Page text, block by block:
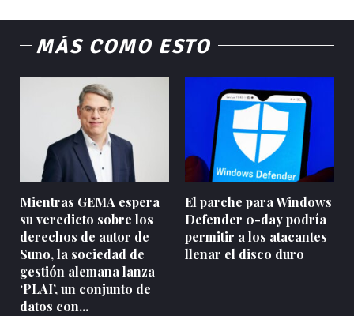
MÁS COMO ESTO
Mientras GEMA espera
su veredicto sobre los
derechos de autor de
Suno, la sociedad de
gestión alemana lanza
‘PLAI’, un conjunto de
datos con...
El parche para Windows
Defender 0-day podría
permitir a los atacantes
llenar el disco duro